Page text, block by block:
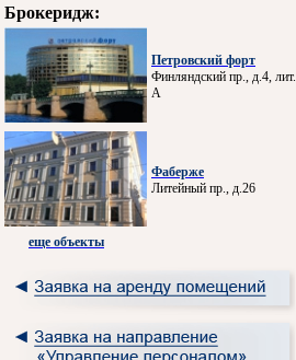
Брокеридж:
Петровский форт
Финляндский пр., д.4, лит.
А
Фаберже
Литейный пр., д.26
еще объекты